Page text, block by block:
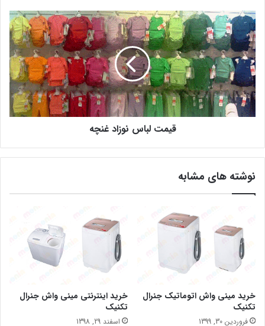
قیمت لباس نوزاد غنچه
نوشته های مشابه
خرید مینی واش اتوماتیک جنرال
تکنیک
فروردین 30, 1399
خرید اینترنتی مینی واش جنرال
تکنیک
اسفند 29, 1398